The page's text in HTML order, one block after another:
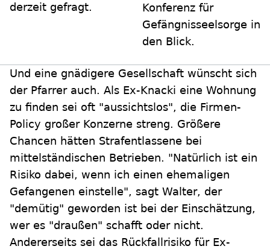
derzeit gefragt.
Konferenz für
Gefängnisseelsorge in
den Blick.
Und eine gnädigere Gesellschaft wünscht sich
der Pfarrer auch. Als Ex-Knacki eine Wohnung
zu finden sei oft "aussichtslos", die Firmen-
Policy großer Konzerne streng. Größere
Chancen hätten Strafentlassene bei
mittelständischen Betrieben. "Natürlich ist ein
Risiko dabei, wenn ich einen ehemaligen
Gefangenen einstelle", sagt Walter, der
"demütig" geworden ist bei der Einschätzung,
wer es "draußen" schafft oder nicht.
Andererseits sei das Rückfallrisiko für Ex-